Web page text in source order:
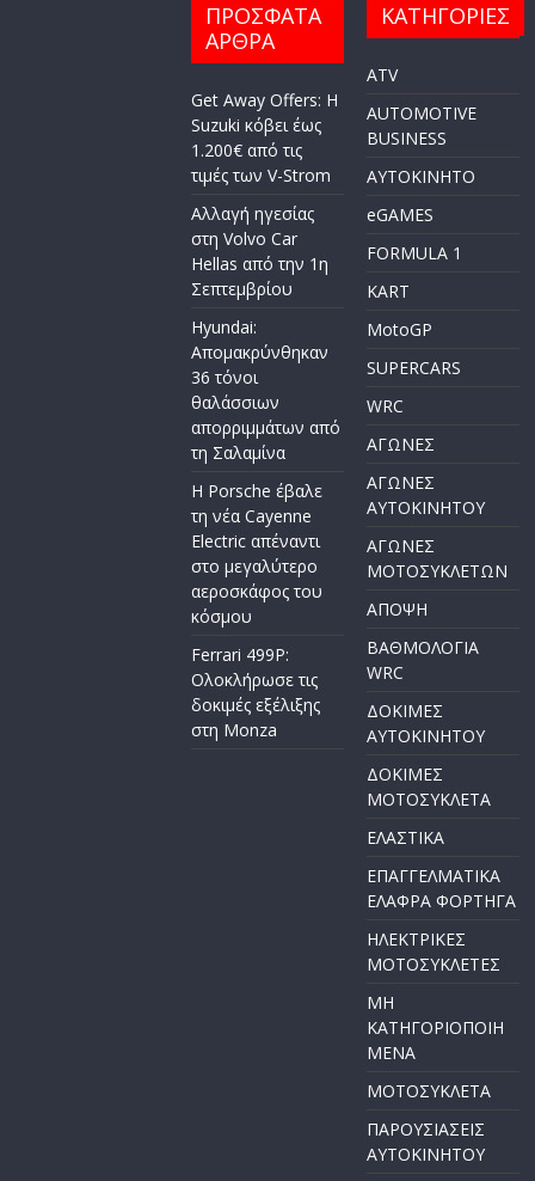
ΠΡΟΣΦΑΤΑ
ΑΡΘΡΑ
Get Away Offers: Η
Suzuki κόβει έως
1.200€ από τις
τιμές των V-Strom
Αλλαγή ηγεσίας
στη Volvo Car
Hellas από την 1η
Σεπτεμβρίου
Hyundai:
Απομακρύνθηκαν
36 τόνοι
θαλάσσιων
απορριμμάτων από
τη Σαλαμίνα
Η Porsche έβαλε
τη νέα Cayenne
Electric απέναντι
στο μεγαλύτερο
αεροσκάφος του
κόσμου
Ferrari 499P:
Ολοκλήρωσε τις
δοκιμές εξέλιξης
στη Monza
ΚΑΤΗΓΟΡΙΕΣ
ATV
AUTOMOTIVE
BUSINESS
AYTOKINHTO
eGAMES
FORMULA 1
KART
MotoGP
SUPERCARS
WRC
ΑΓΩΝΕΣ
ΑΓΩΝΕΣ
AYTOKINHTOY
ΑΓΩΝΕΣ
ΜΟΤΟΣΥΚΛΕΤΩΝ
ΑΠΟΨΗ
ΒΑΘΜΟΛΟΓΙΑ
WRC
ΔΟΚΙΜΕΣ
ΑΥΤΟΚΙΝΗΤΟΥ
ΔΟΚΙΜΕΣ
ΜΟΤΟΣΥΚΛΕΤΑ
ΕΛΑΣΤΙΚΑ
ΕΠΑΓΓΕΛΜΑΤΙΚΑ
ΕΛΑΦΡΑ ΦΟΡΤΗΓΑ
ΗΛΕΚΤΡΙΚΕΣ
ΜΟΤΟΣΥΚΛΕΤΕΣ
ΜΗ
ΚΑΤΗΓΟΡΙΟΠΟΙΗ
ΜΕΝΑ
ΜΟΤΟΣΥΚΛΕΤΑ
ΠΑΡΟΥΣΙΑΣΕΙΣ
ΑΥΤΟΚΙΝΗΤΟΥ